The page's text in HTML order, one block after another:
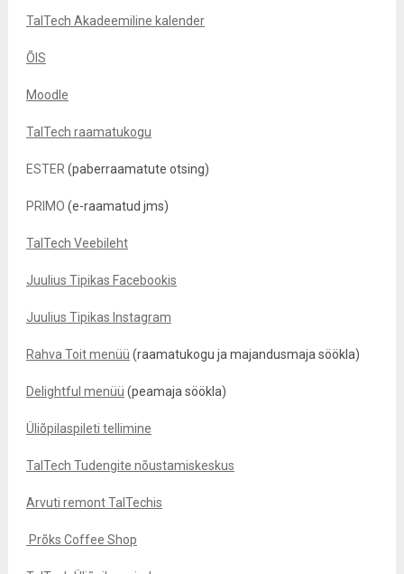
TalTech Akadeemiline kalender
ÕIS
Moodle
TalTech raamatukogu
ESTER (paberraamatute otsing)
PRIMO (e-raamatud jms)
TalTech Veebileht
Juulius Tipikas Facebookis
Juulius Tipikas Instagram
Rahva Toit menüü (raamatukogu ja majandusmaja söökla)
Delightful menüü (peamaja söökla)
Üliõpilaspileti tellimine
TalTech Tudengite nõustamiskeskus
Arvuti remont TalTechis
Prõks Coffee Shop